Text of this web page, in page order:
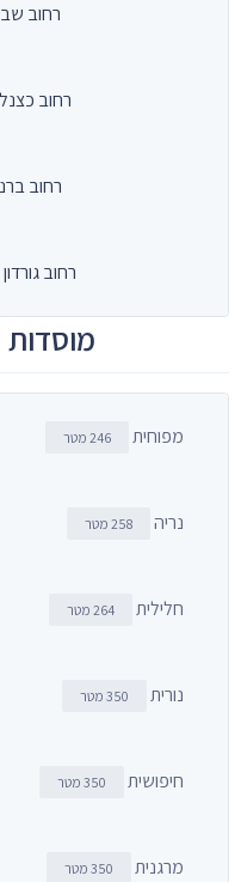
רחוב
רחוב
רחוב
רחוב
מוסדות
מפוחית 246 מטר
נריה 258 מטר
חלילית 264 מטר
נורית 350 מטר
חיפושית 350 מטר
מרגנית 350 מטר